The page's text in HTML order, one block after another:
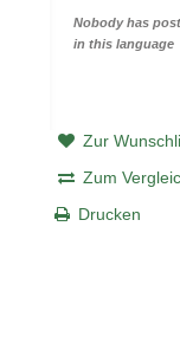
Nobody has
in this language
Zur
Zum
Drucken